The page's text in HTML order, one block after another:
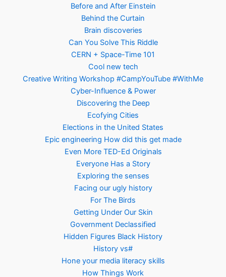
Before and After Einstein
Behind the Curtain
Brain discoveries
Can You Solve This Riddle
CERN + Space-Time 101
Cool new tech
Creative Writing Workshop #CampYouTube #WithMe
Cyber-Influence & Power
Discovering the Deep
Ecofying Cities
Elections in the United States
Epic engineering How did this get made
Even More TED-Ed Originals
Everyone Has a Story
Exploring the senses
Facing our ugly history
For The Birds
Getting Under Our Skin
Government Declassified
Hidden Figures Black History
History vs#
Hone your media literacy skills
How Things Work